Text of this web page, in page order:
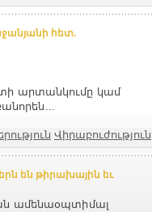
հետ.
արտանկումը կամ
Վիրաբուժություն
են թիրախային եւ
ամենաօպտիմալ